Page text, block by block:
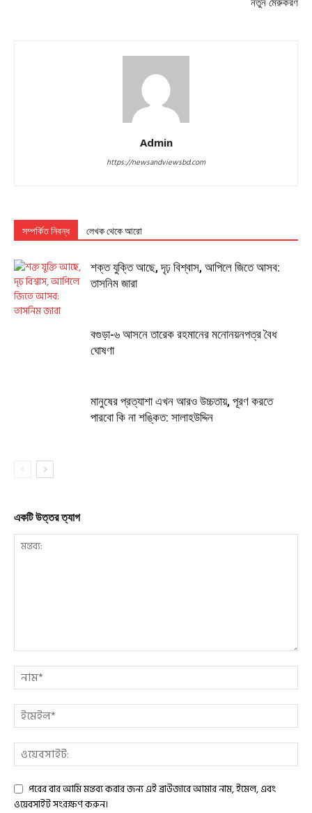
Admin
https://newsandviewsbd.com
সম্পর্কিত নিবন্ধ লেখক থেকে আরো
শক্ত যুক্তি আছে, দৃঢ় বিশ্বাস, আপিলে জিতে আসব:
তাসনিম জারা
বগুড়া-৬ আসনে তারেক রহমানের মনোনয়নপত্র বৈধ
ঘোষণা
মানুষের প্রত্যাশা এখন আরও উচ্চতায়, পূরণ করতে
পারবো কি না শঙ্কিত: সালাহউদ্দিন
একটি উত্তর ত্যাগ
পরের বার আমি মন্তব্য করার জন্য এই ব্রাউজারে আমার নাম, ইমেল, এবং
ওয়েবসাইট সংরক্ষণ করুন।